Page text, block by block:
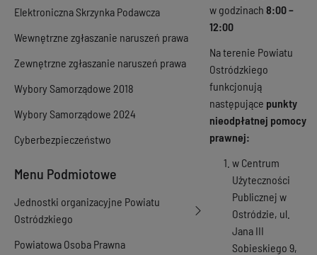
Elektroniczna Skrzynka Podawcza
Wewnętrzne zgłaszanie naruszeń prawa
Zewnętrzne zgłaszanie naruszeń prawa
Wybory Samorządowe 2018
Wybory Samorządowe 2024
Cyberbezpieczeństwo
Menu Podmiotowe
Jednostki organizacyjne Powiatu
Ostródzkiego
Powiatowa Osoba Prawna
w godzinach 8:00 –
12:00
Na terenie Powiatu
Ostródzkiego
funkcjonują
następujące punkty
nieodpłatnej pomocy
prawnej:
w Centrum
Użyteczności
Publicznej w
Ostródzie, ul.
Jana III
Sobieskiego 9,